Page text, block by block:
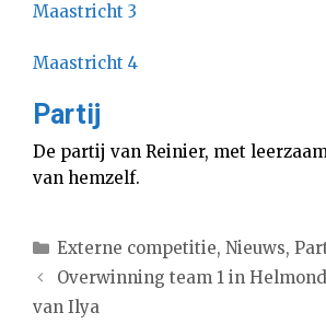
Maastricht 3
Maastricht 4
Partij
De partij van Reinier, met
van hemzelf.
Categorieën
Externe competitie, Nieuws,
Overwinning team 1 in
van Ilya